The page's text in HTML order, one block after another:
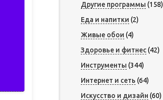
Другие программы (158)
Еда и напитки (2)
Живые обои (4)
Здоровье и фитнес(42)
Инструменты (344)
Интернет и сеть (64)
Искусство и дизайн (60)